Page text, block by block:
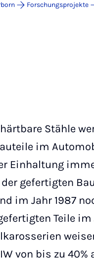
Forschungsprojekte
Stähle
im
Einhaltung
der gefertigten
im Jahr 1987
Teile
von bis zu